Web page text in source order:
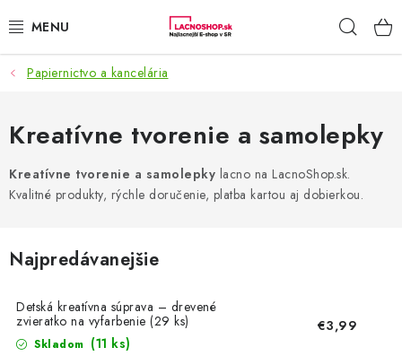
na
NAŠE AKCIE!
NAŠE NOVINKY!
POTRAVINY
NÁBYTOK
ELEKTRO
Papiernictvo a kancelária
Kreatívne tvorenie a samolepky
Kreatívne tvorenie a samolepky lacno na LacnoShop.sk.
Kvalitné produkty, rýchle doručenie, platba kartou aj dobierkou.
Najpredávanejšie
Detská kreatívna súprava – drevené
zvieratko na vyfarbenie (29 ks)
Skladom (11 ks)
€3,99